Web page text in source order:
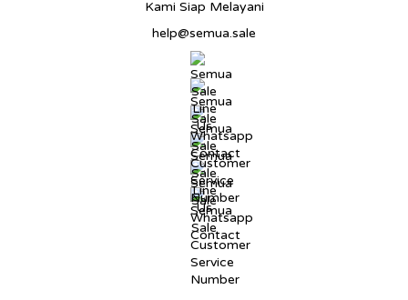
Kami Siap Melayani
help@semua.sale